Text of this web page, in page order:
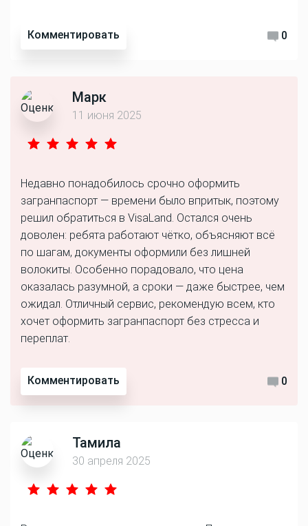
Комментировать 0
Марк
11 июня 2025
Недавно понадобилось срочно оформить
загранпаспорт — времени было впритык, поэтому
решил обратиться в VisaLand. Остался очень
доволен: ребята работают чётко, объясняют всё
по шагам, документы оформили без лишней
волокиты. Особенно порадовало, что цена
оказалась разумной, а сроки — даже быстрее, чем
ожидал. Отличный сервис, рекомендую всем, кто
хочет оформить загранпаспорт без стресса и
переплат.
Комментировать 0
Тамила
30 апреля 2025